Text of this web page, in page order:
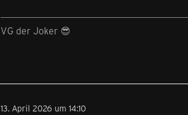
VG der Joker 😎
13. April 2026 um 14:10